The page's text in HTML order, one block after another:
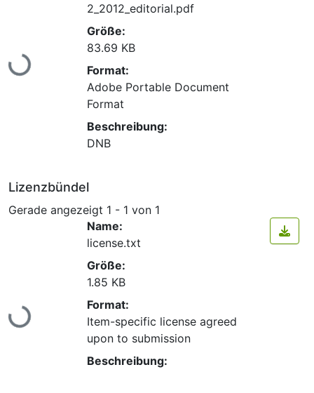
Lade...
2_2012_editorial.pdf
Größe:
83.69 KB
Format:
Adobe Portable Document
Format
Beschreibung:
DNB
Lizenzbündel
Gerade angezeigt 1 - 1 von 1
Lade...
Name:
license.txt
Größe:
1.85 KB
Format:
Item-specific license agreed
upon to submission
Beschreibung: